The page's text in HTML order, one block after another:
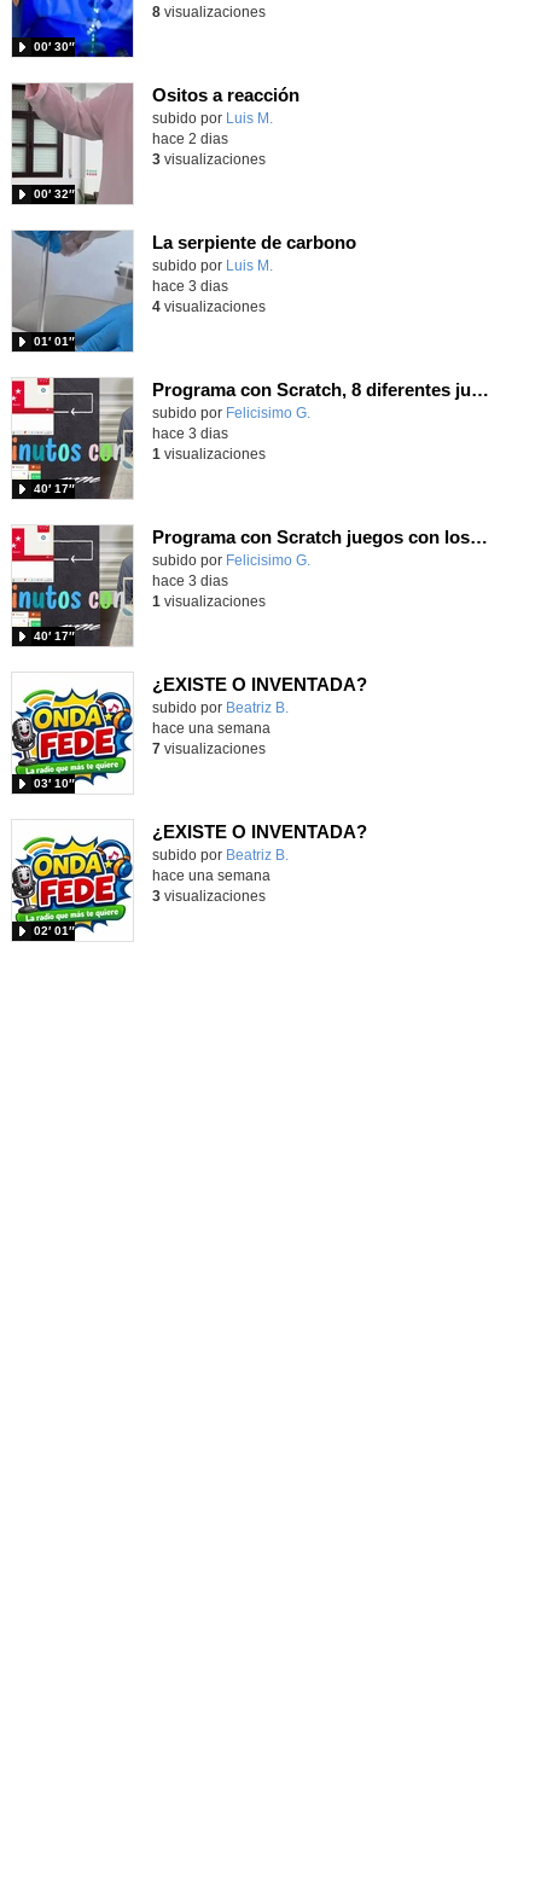
00′ 30″
8visualizaciones
Ositos a reacción
Contenido educativo.
subido por Luis M.
00′ 32″
hace 2 dias
3visualizaciones
La serpiente de carbono
Contenido educativo.
subido por Luis M.
01′ 01″
hace 3 dias
4visualizaciones
Programa con Scratch, 8 diferentes juegos para vivir la emoción de los partidos de España en el mundial 2026
Contenido educativo.
subido por Felicisimo G.
40′ 17″
hace 3 dias
1 visualizaciones
Programa con Scratch juegos con los partidos del mundial 2026 ganados por España
Contenido educativo.
subido por Felicisimo G.
40′ 17″
hace 3 dias
1 visualizaciones
¿EXISTE O INVENTADA?
Contenido educativo.
subido por Beatriz B.
03′ 10″
hace una semana
7visualizaciones
¿EXISTE O INVENTADA?
Contenido educativo.
subido por Beatriz B.
02′ 01″
hace una semana
3visualizaciones